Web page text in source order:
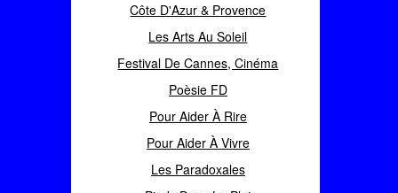
Côte D'Azur & Provence
Les Arts Au Soleil
Festival De Cannes, Cinéma
Poèsie FD
Pour Aider À Rire
Pour Aider À Vivre
Les Paradoxales